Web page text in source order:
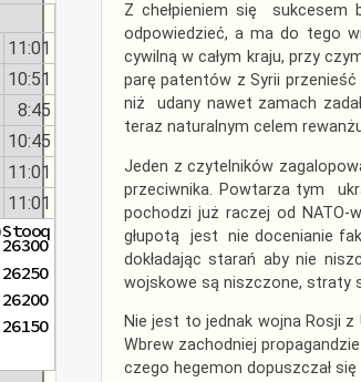
Z chełpieniem się
odpowiedzieć, a ma do tego
cywilną w całym kraju, przy
parę patentów z Syrii
niż udany nawet zamach
teraz naturalnym celem
Jeden z czytelników
przeciwnika. Powtarza tym
pochodzi już raczej od NATO-
głupotą jest nie docenianie
dokładając starań aby nie
wojskowe są niszczone, straty
Nie jest to jednak wojna Rosji
Wbrew zachodniej
czego hegemon dopuszczał
11:01
10:51
8:45
10:45
11:01
11:01